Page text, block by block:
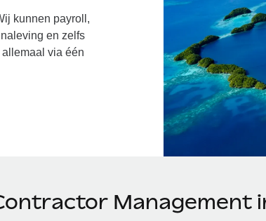
kunnen payroll,
en zelfs
via één
Management